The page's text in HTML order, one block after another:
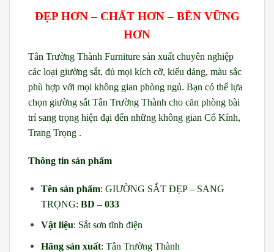
ĐẸP HƠN – CHẤT HƠN – BỀN VỮNG
HƠN
Tân Trường Thành Furniture sản xuất chuyên nghiệp
các loại giường sắt, đủ mọi kích cỡ, kiểu dáng, màu sắc
phù hợp với mọi không gian phòng ngủ. Bạn có thể lựa
chọn giường sắt Tân Trường Thành cho căn phòng bài
trí sang trọng hiện đại đến những không gian Cổ Kính,
Trang Trọng .
Thông tin sản phẩm
Tên sản phẩm: GIƯỜNG SẮT ĐẸP – SANG
TRỌNG: BD – 033
Vật liệu: Sắt sơn tĩnh điện
Hãng sản xuất: Tân Trường Thành